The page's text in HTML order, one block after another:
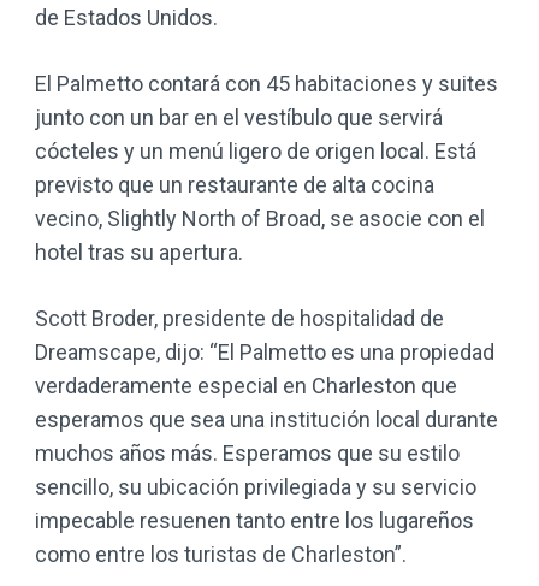
de Estados Unidos.
El Palmetto contará con 45 habitaciones y suites
junto con un bar en el vestíbulo que servirá
cócteles y un menú ligero de origen local. Está
previsto que un restaurante de alta cocina
vecino, Slightly North of Broad, se asocie con el
hotel tras su apertura.
Scott Broder, presidente de hospitalidad de
Dreamscape, dijo: “El Palmetto es una propiedad
verdaderamente especial en Charleston que
esperamos que sea una institución local durante
muchos años más. Esperamos que su estilo
sencillo, su ubicación privilegiada y su servicio
impecable resuenen tanto entre los lugareños
como entre los turistas de Charleston”.